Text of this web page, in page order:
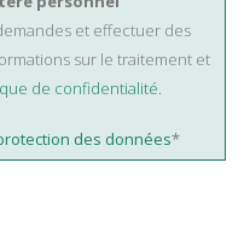
et effectuer des
sur le traitement et
de confidentialité.
des données*